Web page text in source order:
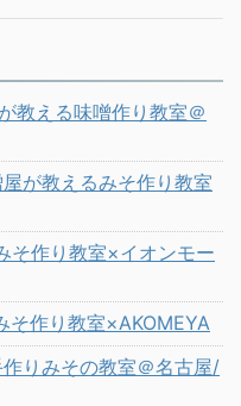
教える味噌作り教室＠
が教えるみそ作り教室
そ作り教室×イオンモー
そ作り教室×AKOMEYA
りみその教室＠名古屋/